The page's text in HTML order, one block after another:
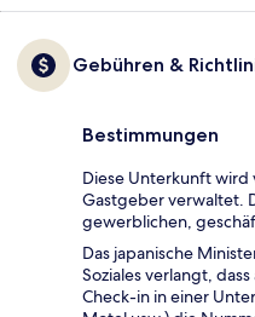
Gebühren &
Bestimmungen
Diese Unterkunft wird
Gastgeber verwaltet.
gewerblichen,
Das japanische
Soziales verlangt,
Check-in in einer